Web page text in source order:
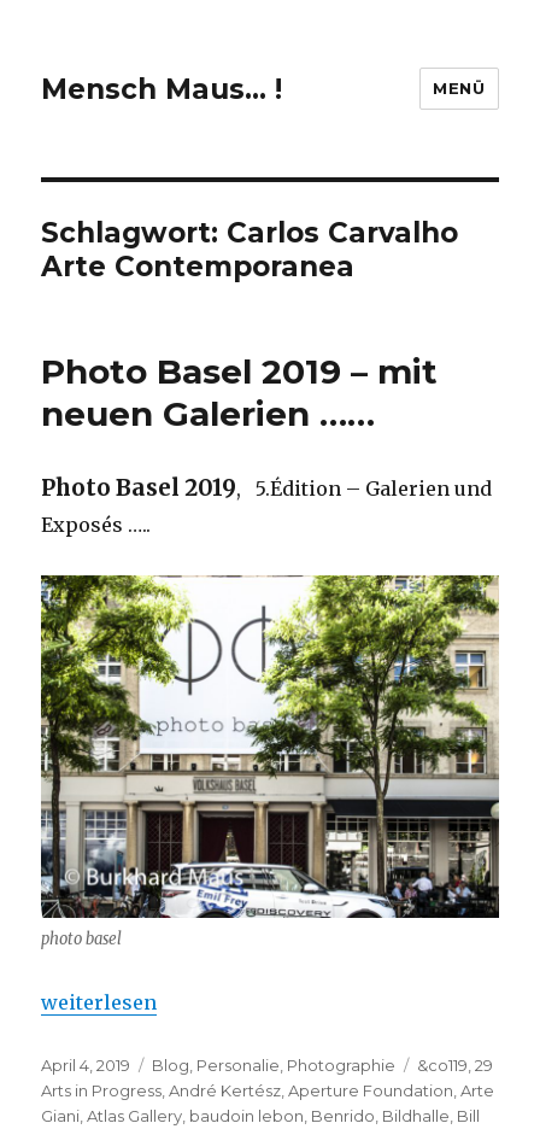
Mensch Maus… ! MENÜ
Schlagwort: Carlos Carvalho
Arte Contemporanea
Photo Basel 2019 – mit
neuen Galerien ……
Photo Basel 2019, 5.Édition – Galerien und
Exposés …..
photo basel
„Photo Basel 2019 – mit neuen Galerien ……“
weiterlesen
Veröffentlicht
am
April 4, 2019 Kategorien
Blog, Personalie, Photographie Schlagwörter
&co119,29
Arts in Progress,André Kertész,Aperture Foundation,Arte
Giani,Atlas Gallery, baudoin lebon, Benrido, Bildhalle, Bill